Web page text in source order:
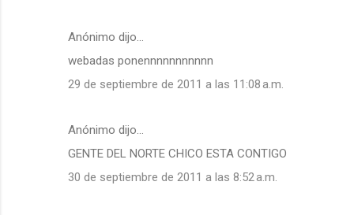
Anónimo dijo…
webadas ponennnnnnnnnnn
29 de septiembre de 2011 a las 11:08 a.m.
Anónimo dijo…
GENTE DEL NORTE CHICO ESTA CONTIGO
30 de septiembre de 2011 a las 8:52 a.m.